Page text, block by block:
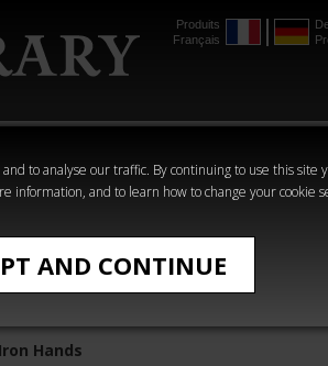
to analyse our traffic. By continuing to use this site
information, and to learn how to change your cookie
AND CONTINUE
Produits
Français
Crime
Horror
Medusa
Hands